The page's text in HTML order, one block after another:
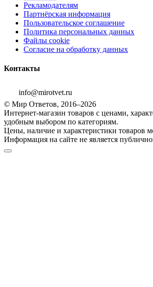
Рекламодателям
Партнёрская информация
Пользовательское соглашение
Политика персональных данных
Файлы cookie
Согласие на обработку данных
Контакты
info@mirotvet.ru
© Мир Ответов, 2016–2026
Интернет-магазин товаров с ценами,
удобным выбором по категориям.
Цены, наличие и характеристики товаров
Информация на сайте не является